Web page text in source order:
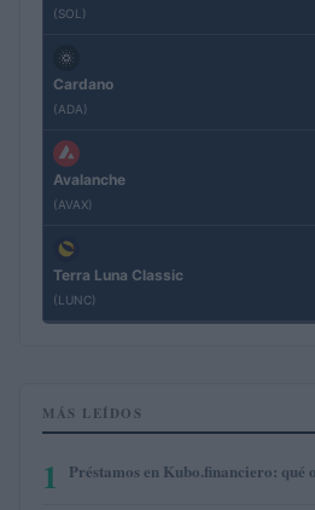
(SOL)
Cardano
(ADA)
Avalanche
(AVAX)
Terra Luna Classic
(LUNC)
MÁS LEÍDOS
1 Préstamos en Kubo.financiero: